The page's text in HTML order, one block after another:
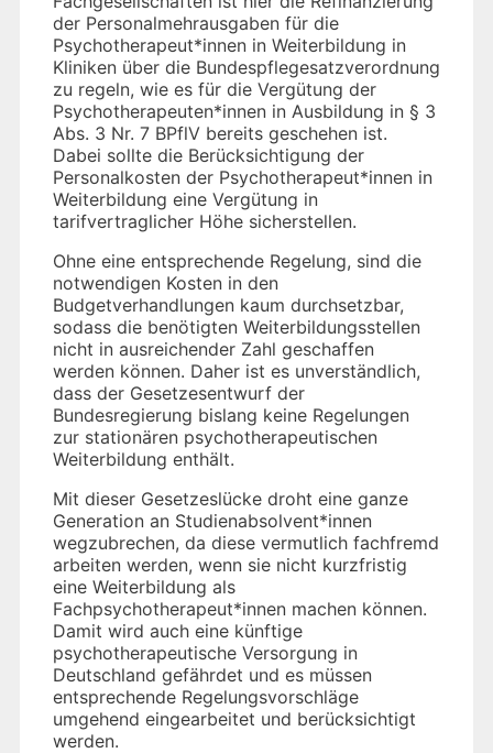
der Personalmehrausgaben für die
Psychotherapeut*innen in Weiterbildung in
Kliniken über die Bundespflegesatzverordnung
zu regeln, wie es für die Vergütung der
Psychotherapeuten*innen in Ausbildung in § 3
Abs. 3 Nr. 7 BPflV bereits geschehen ist.
Dabei sollte die Berücksichtigung der
Personalkosten der Psychotherapeut*innen in
Weiterbildung eine Vergütung in
tarifvertraglicher Höhe sicherstellen.
Ohne eine entsprechende Regelung, sind die
notwendigen Kosten in den
Budgetverhandlungen kaum durchsetzbar,
sodass die benötigten Weiterbildungsstellen
nicht in ausreichender Zahl geschaffen
werden können. Daher ist es unverständlich,
dass der Gesetzesentwurf der
Bundesregierung bislang keine Regelungen
zur stationären psychotherapeutischen
Weiterbildung enthält.
Mit dieser Gesetzeslücke droht eine ganze
Generation an Studienabsolvent*innen
wegzubrechen, da diese vermutlich fachfremd
arbeiten werden, wenn sie nicht kurzfristig
eine Weiterbildung als
Fachpsychotherapeut*innen machen können.
Damit wird auch eine künftige
psychotherapeutische Versorgung in
Deutschland gefährdet und es müssen
entsprechende Regelungsvorschläge
umgehend eingearbeitet und berücksichtigt
werden.